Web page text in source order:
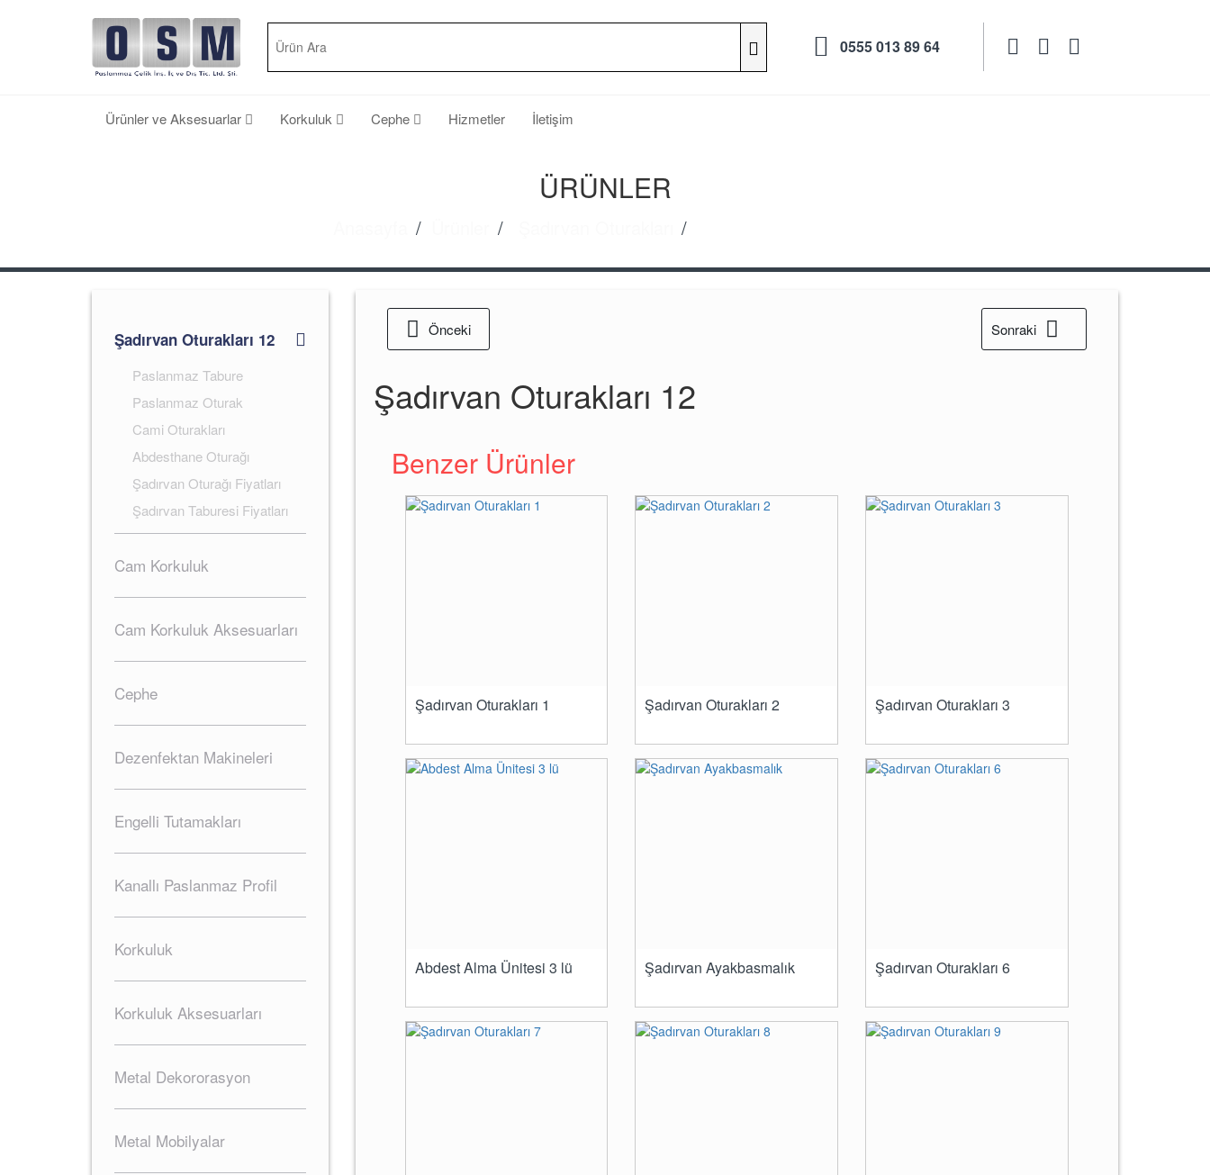
 0555 013 89 64
Ürünler ve Aksesuarlar Korkuluk Cephe Hizmetler İletişim
ÜRÜNLER
Şadırvan Oturakları 12
Paslanmaz Tabure
Paslanmaz Oturak
Cami Oturakları
Abdesthane Oturağı
Şadırvan Oturağı Fiyatları
Şadırvan Taburesi Fiyatları
Cam Korkuluk
Cam Korkuluk Aksesuarları
Cephe
Dezenfektan Makineleri
Engelli Tutamakları
Kanallı Paslanmaz Profil
Korkuluk
Korkuluk Aksesuarları
Metal Dekororasyon
Metal Mobilyalar
Önceki Sonraki
Şadırvan Oturakları 12
Benzer Ürünler
Şadırvan Oturakları 1 Şadırvan Oturakları 2 Şadırvan Oturakları 3
Abdest Alma Ünitesi 3 lü Şadırvan Ayakbasmalık Şadırvan Oturakları 6